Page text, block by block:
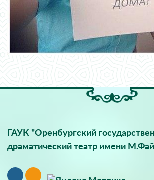
ГАУК "Оренбургский
драматический театр имени